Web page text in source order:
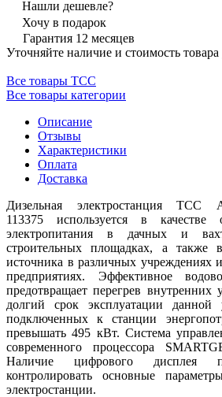
Нашли дешевле?
Хочу в подарок
Гарантия 12 месяцев
Уточняйте наличие и стоимость товара
Все товары ТСС
Все товары категории
Описание
Отзывы
Характеристики
Оплата
Доставка
Дизельная электростанция ТСС
113375 используется в качестве
электропитания в дачных и
строительных площадках, а также в
источника в различных учреждениях
предприятиях. Эффективное
предотвращает перегрев внутренних
долгий срок эксплуатации данной
подключенных к станции
превышать 495 кВт. Система
современного процессора
Наличие цифрового дисплея
контролировать основные
электростанции.